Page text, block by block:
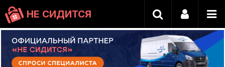
НЕ СИДИТСЯ